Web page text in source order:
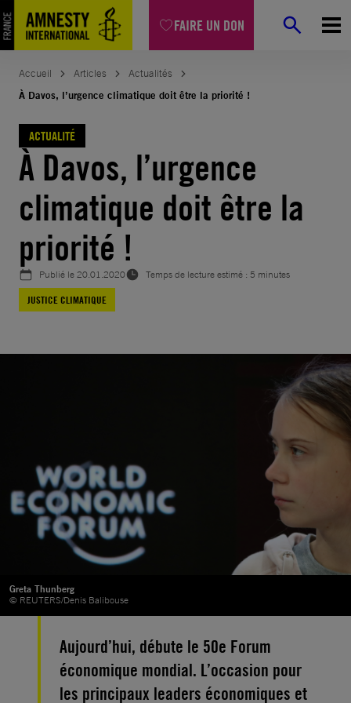
FAIRE UN DON
Aller
au
contenu
Accueil Articles
Actualités
À Davos, l’urgence climatique doit être la priorité !
ACTUALITÉ
À Davos, l’urgence
climatique doit être la
priorité !
Publié le20.01.2020
Temps de lecture estimé : 5 minutes
JUSTICE CLIMATIQUE
Greta Thunberg
© REUTERS/Denis Balibouse
Aujourd’hui, débute le 50e Forum
économique mondial. L’occasion pour
les principaux leaders économiques et